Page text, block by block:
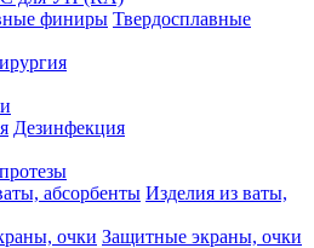
Твердосплавные
Дезинфекция
Изделия из ваты,
Защитные экраны, очки